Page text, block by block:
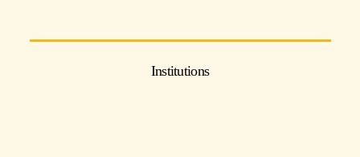
Institutions